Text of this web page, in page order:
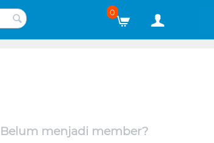
0
Belum menjadi member?